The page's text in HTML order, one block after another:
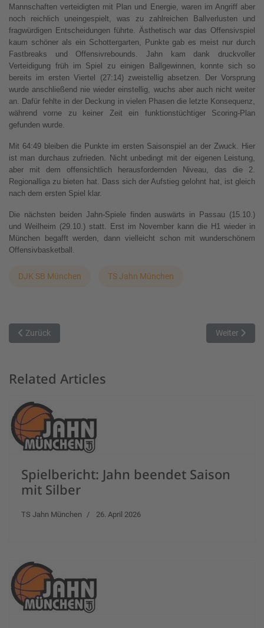
Mannschaften verteidigten mit Plan und Energie, waren im Angriff aber
noch reichlich uneingespielt, was zu zahlreichen Ballverlusten und
fragwürdigen Entscheidungen führte. Ästhetisch war das Offensivspiel
kaum schöner als ein Schottergarten, Punkte gab es meist nur durch
Fastbreaks und Offensivrebounds. Jahn kam dank druckvoller
Verteidigung früh im Spiel zu einigen Ballgewinnen, konnte sich so
bereits im ersten Viertel (27:14) zweistellig absetzen. Der Vorsprung
wurde anschließend nie wieder einstellig, wuchs aber auch nicht weiter
an. Dafür fehlte in der Deckung in vielen Phasen die letzte Konsequenz,
während vorne zu keiner Zeit ein funktionstüchtiger Scoring-Plan
gefunden wurde.
Mit 64:49 bleiben die Punkte im ersten Saisonspiel an der Zwuck. Hier
ist man durchaus zufrieden. Nicht unbedingt mit der eigenen Leistung,
aber mit dem offensichtlich herausfordernden Niveau, das die 2.
Regionalliga zu bieten hat. Dass sich der Aufstieg gelohnt hat, ist gleich
nach dem ersten Spiel klar.
Die nächsten beiden Jahn-Spiele finden auswärts in Passau (15.10.)
und Weilheim (29.10.) statt. Erst im November kann die H1 wieder in
München begafft werden, dann vielleicht schon mit wunderschönem
Offensivbasketball.
DJK SB München TS Jahn München
Vorheriger Beitrag: Eine gute Halbzeit ermöglicht Weilheim gegen
Zurück Nächster
Weiter
Related Articles
Spielbericht: Jahn beendet Saison
mit Silber
TS Jahn München 26. April 2026